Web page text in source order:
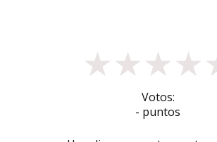
★★★★
Votos:
- puntos